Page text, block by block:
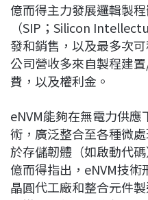
億而得主力發展邏輯製
（SIP；Silicon
發和銷售，以及最多次
公司營收多來自製程建
費，以及權利金。
eNVM能夠在無電力供
術，廣泛整合至各種微
於存儲韌體（如啟動代
億而得指出，eNVM技
晶圓代工廠和整合元件